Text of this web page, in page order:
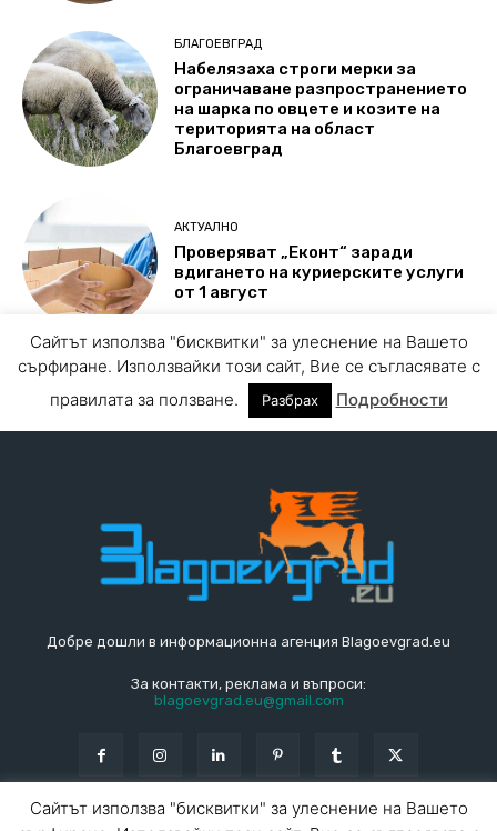
Добре дошли в информационна агенция Blagoevgrad.eu
За контакти, реклама и въпроси:
blagoevgrad.eu@gmail.com